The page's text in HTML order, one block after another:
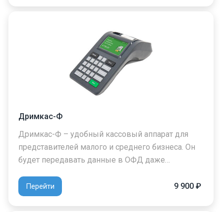
Дримкас-Ф
Дримкас-Ф – удобный кассовый аппарат для
представителей малого и среднего бизнеса. Он
будет передавать данные в ОФД даже…
Перейти 9 900 ₽